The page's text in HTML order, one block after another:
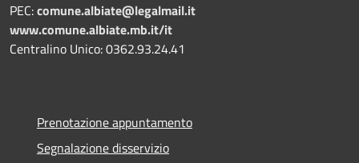
PEC:comune.albiate@legalmail.it
www.comune.albiate.mb.it/it
Centralino Unico: 0362.93.24.41
Prenotazione appuntamento
Segnalazione disservizio